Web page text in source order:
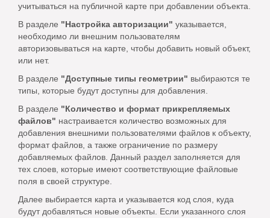
учитываться на публичной карте при добавлении объекта.
В разделе "Настройка авторизации" указывается,
необходимо ли внешним пользователям
авторизовываться на карте, чтобы добавить новый объект,
или нет.
В разделе "Доступные типы геометрии" выбираются те
типы, которые будут доступны для добавления.
В разделе "Количество и формат прикрепляемых
файлов" настраивается количество возможных для
добавления внешними пользователями файлов к объекту,
формат файлов, а также ограничение по размеру
добавляемых файлов. Данный раздел заполняется для
тех слоев, которые имеют соответствующие файловые
поля в своей структуре.
Далее выбирается карта и указывается код слоя, куда
будут добавляться новые объекты. Если указанного слоя